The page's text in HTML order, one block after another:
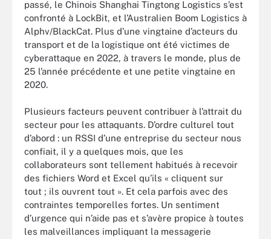
passé, le Chinois Shanghai Tingtong Logistics s’est
confronté à LockBit, et l’Australien Boom Logistics à
Alphv/BlackCat. Plus d’une vingtaine d’acteurs du
transport et de la logistique ont été victimes de
cyberattaque en 2022, à travers le monde, plus de
25 l’année précédente et une petite vingtaine en
2020.
Plusieurs facteurs peuvent contribuer à l’attrait du
secteur pour les attaquants. D’ordre culturel tout
d’abord : un RSSI d’une entreprise du secteur nous
confiait, il y a quelques mois, que les
collaborateurs sont tellement habitués à recevoir
des fichiers Word et Excel qu’ils « cliquent sur
tout ; ils ouvrent tout ». Et cela parfois avec des
contraintes temporelles fortes. Un sentiment
d’urgence qui n’aide pas et s’avère propice à toutes
les malveillances impliquant la messagerie